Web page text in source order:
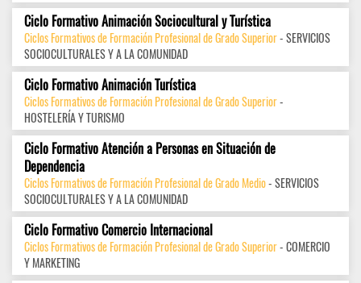
Ciclo Formativo Animación Sociocultural y Turística
Ciclos Formativos de Formación Profesional de Grado Superior- SERVICIOS
SOCIOCULTURALES Y A LA COMUNIDAD
Ciclo Formativo Animación Turística
Ciclos Formativos de Formación Profesional de Grado Superior-
HOSTELERÍA Y TURISMO
Ciclo Formativo Atención a Personas en Situación de
Dependencia
Ciclos Formativos de Formación Profesional de Grado Medio- SERVICIOS
SOCIOCULTURALES Y A LA COMUNIDAD
Ciclo Formativo Comercio Internacional
Ciclos Formativos de Formación Profesional de Grado Superior- COMERCIO
Y MARKETING